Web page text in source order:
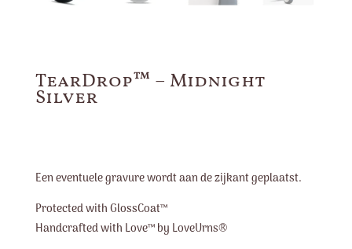
TearDrop™ – Midnight
Silver
Een eventuele gravure wordt aan de zijkant geplaatst.
Protected with GlossCoat™
Handcrafted with Love™ by LoveUrns®